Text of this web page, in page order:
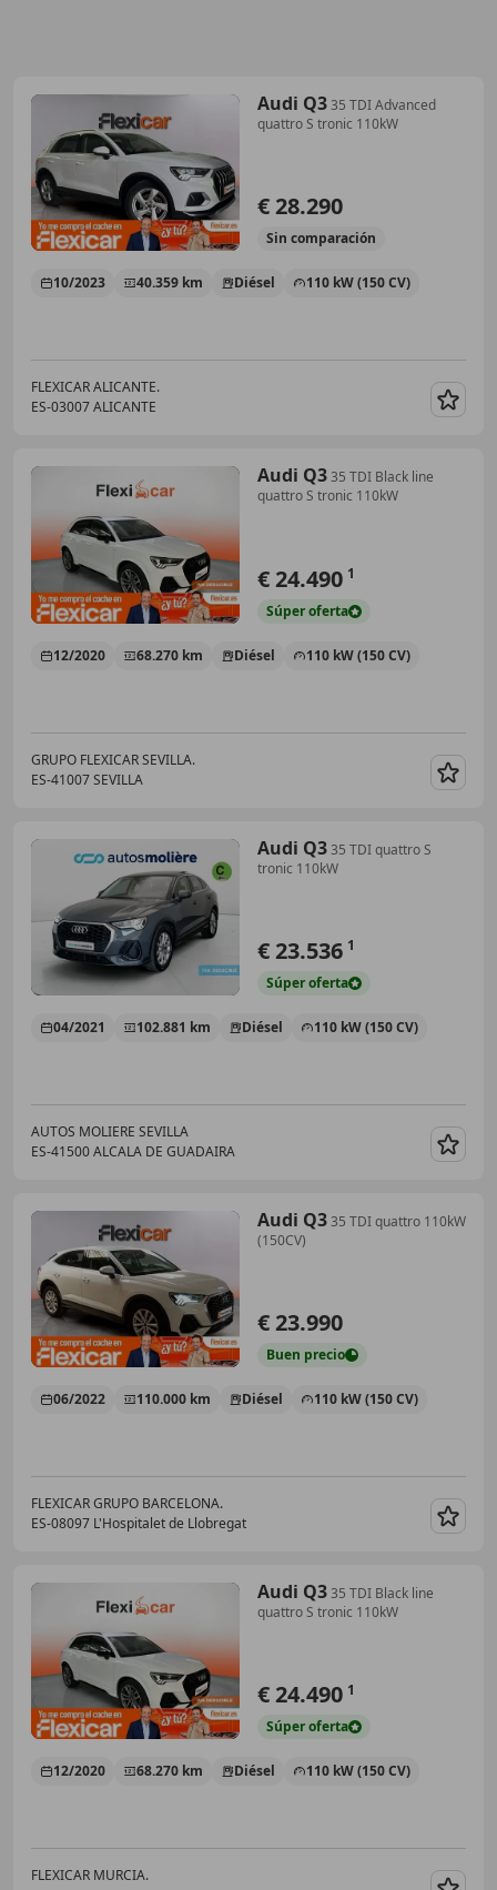
Audi Q335 TDI Advanced
quattro S tronic 110kW
€ 28.290
Sin comparación
10/2023 40.359 km Diésel 110 kW (150 CV)
FLEXICAR ALICANTE.
ES-03007 ALICANTE
Audi Q335 TDI Black line
quattro S tronic 110kW
€ 24.490 1
Súperoferta
12/2020 68.270 km Diésel 110 kW (150 CV)
GRUPO FLEXICAR SEVILLA.
ES-41007 SEVILLA
Audi Q335 TDI quattro S
tronic 110kW
€ 23.536 1
Súperoferta
04/2021 102.881 km Diésel 110 kW (150 CV)
AUTOS MOLIERE SEVILLA
ES-41500 ALCALA DE GUADAIRA
Audi Q335 TDI quattro 110kW
(150CV)
€ 23.990
Buen precio
06/2022 110.000 km Diésel 110 kW (150 CV)
FLEXICAR GRUPO BARCELONA.
ES-08097 L'Hospitalet de Llobregat
Audi Q335 TDI Black line
quattro S tronic 110kW
€ 24.490 1
Súperoferta
12/2020 68.270 km Diésel 110 kW (150 CV)
FLEXICAR MURCIA.